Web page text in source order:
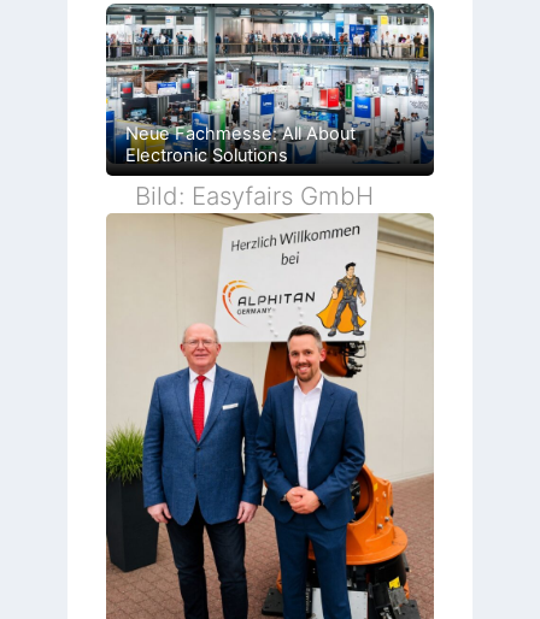
Neue Fachmesse: All About
Electronic Solutions
Bild: Easyfairs GmbH